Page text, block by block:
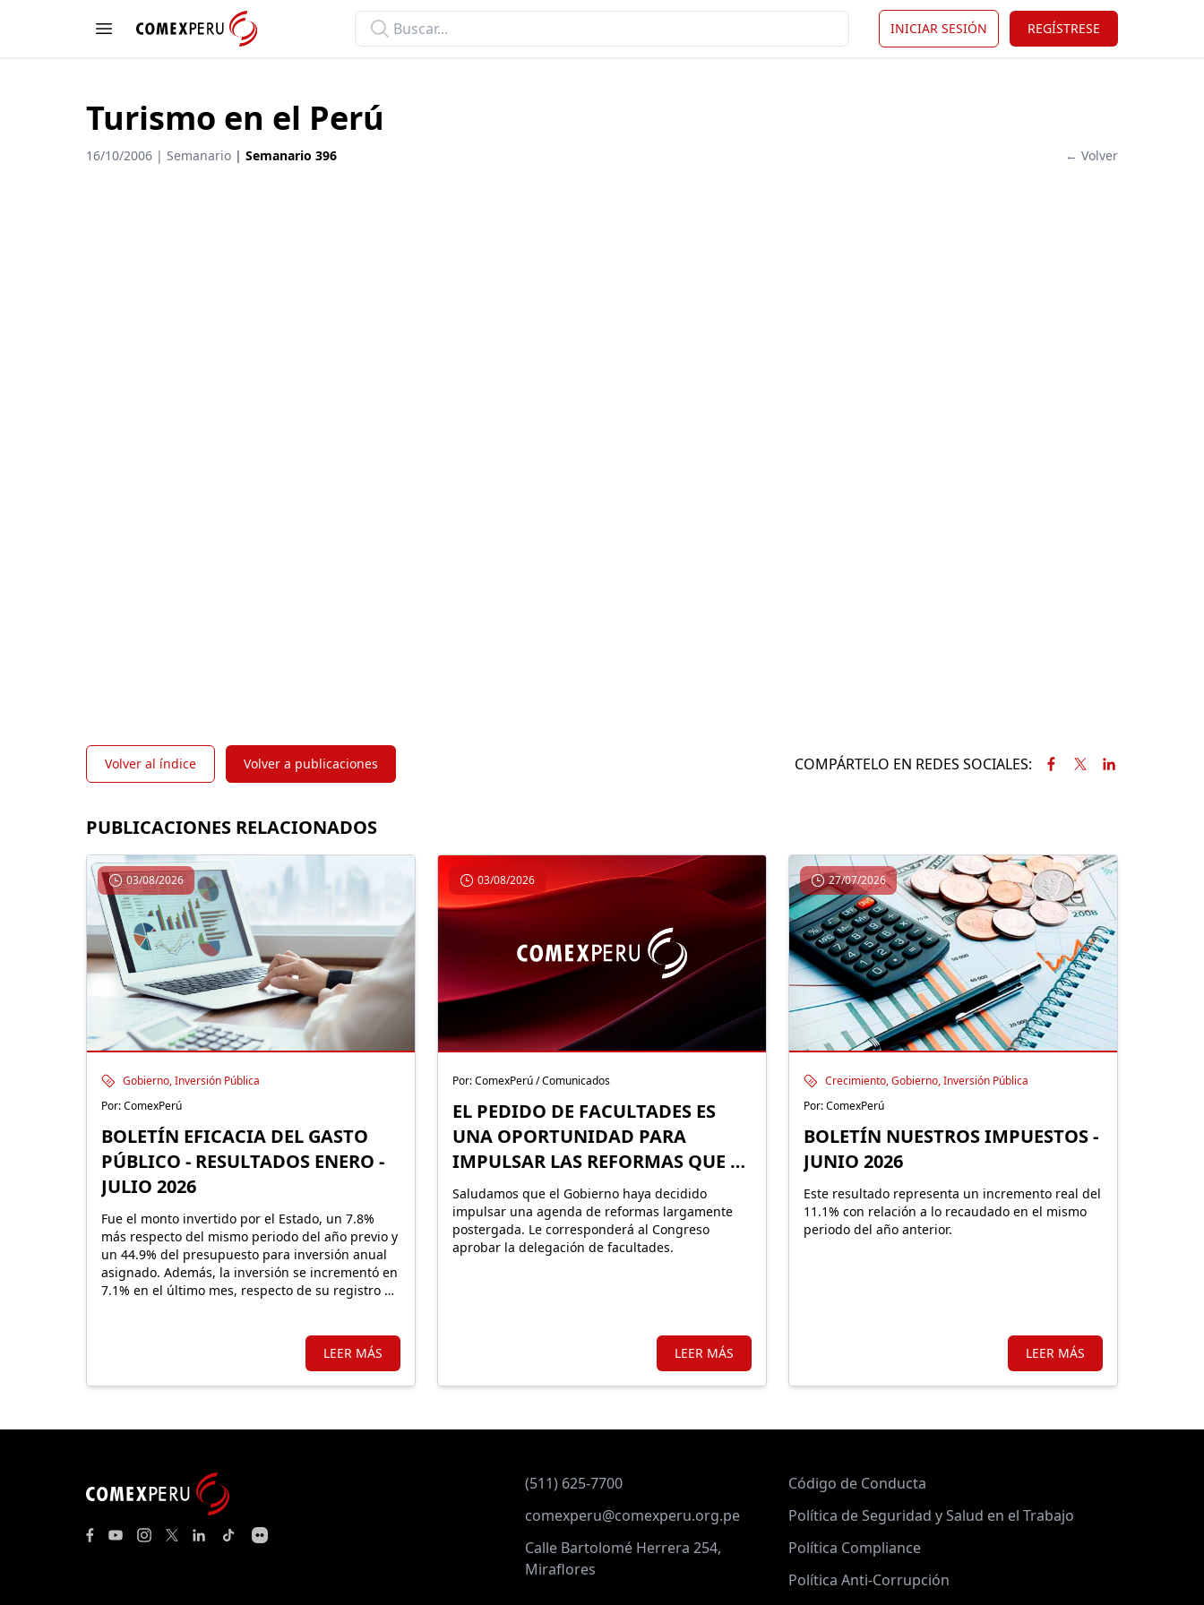
Open menu
ComexPerú INICIAR SESIÓN REGÍSTRESE
Turismo en el Perú
16/10/2006 | Semanario | Semanario 396 ← Volver
Volver al índice Volver a publicaciones COMPÁRTELO EN REDES SOCIALES:
PUBLICACIONES RELACIONADOS
03/08/2026
Gobierno, Inversión Pública
Por: ComexPerú
BOLETÍN EFICACIA DEL GASTO
PÚBLICO - RESULTADOS ENERO -
JULIO 2026
Fue el monto invertido por el Estado, un 7.8%
más respecto del mismo periodo del año previo y
un 44.9% del presupuesto para inversión anual
asignado. Además, la inversión se incrementó en
7.1% en el último mes, respecto de su registro de
LEER MÁS
03/08/2026
Por: ComexPerú / Comunicados
EL PEDIDO DE FACULTADES ES
UNA OPORTUNIDAD PARA
IMPULSAR LAS REFORMAS QUE EL
PERÚ NECESITA
Saludamos que el Gobierno haya decidido
impulsar una agenda de reformas largamente
postergada. Le corresponderá al Congreso
aprobar la delegación de facultades.
LEER MÁS
27/07/2026
Crecimiento, Gobierno, Inversión Pública
Por: ComexPerú
BOLETÍN NUESTROS IMPUESTOS -
JUNIO 2026
Este resultado representa un incremento real del
11.1% con relación a lo recaudado en el mismo
periodo del año anterior.
LEER MÁS
(511) 625-7700
comexperu@comexperu.org.pe
Calle Bartolomé Herrera 254,
Miraflores
Código de Conducta
Política de Seguridad y Salud en el Trabajo
Política Compliance
Política Anti-Corrupción